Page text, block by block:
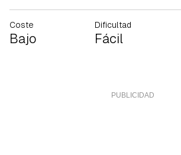
Coste
Bajo
Dificultad
Fácil